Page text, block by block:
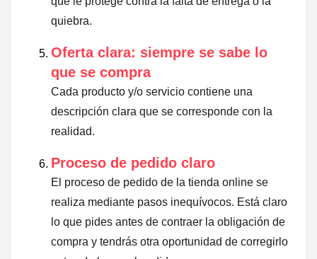
quiebra.
Oferta clara: siempre se sabe lo
que se compra
Cada producto y/o servicio contiene una
descripción clara que se corresponde con la
realidad.
Proceso de pedido claro
El proceso de pedido de la tienda online se
realiza mediante pasos inequívocos. Está claro
lo que pides antes de contraer la obligación de
compra y tendrás otra oportunidad de corregirlo